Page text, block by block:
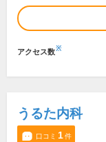
アクセス数※
うるた内科
口コミ 1件